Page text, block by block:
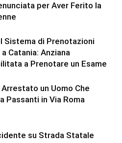
per Aver Ferito la
Sistema di Prenotazioni
Catania: Anziana
a Prenotare un Esame
un Uomo Che
Passanti in Via Roma
su Strada Statale